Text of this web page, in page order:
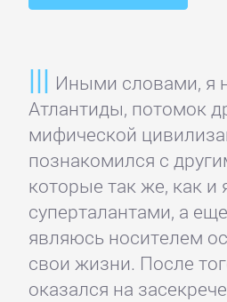
Иными словами, я
Атлантиды, потомок
мифической
познакомился с
которые так же, как и
суперталантами, а
являюсь носителем
свои жизни. После
оказался на
Классическая
Литература
19
века
Литература
20
века